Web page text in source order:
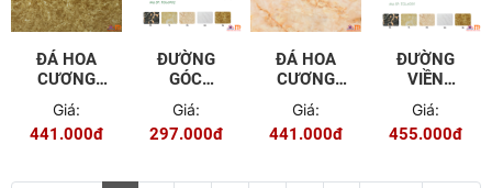
ĐÁ HOA
CƯƠNG
PVC TGP -
9602
Giá:
441.000đ
ĐƯỜNG
GÓC
TRONG
7.5CM TGL
- 6902
Giá:
297.000đ
ĐÁ HOA
CƯƠNG
PVC TGP -
9605
Giá:
441.000đ
ĐƯỜNG
VIỀN
TRANG TRÍ
15CM TGL
- 6909
Giá:
455.000đ